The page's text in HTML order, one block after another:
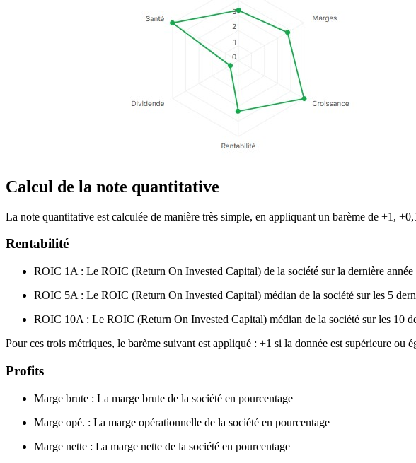
Calcul de la note quantitative
La note quantitative est calculée de manière très simple, en appliquant un barème de +1,
Rentabilité
ROIC 1A : Le ROIC (Return On Invested Capital) de la société sur la dernière année
ROIC 5A : Le ROIC (Return On Invested Capital) médian de la société sur les 5
ROIC 10A : Le ROIC (Return On Invested Capital) médian de la société sur les 10
Pour ces trois métriques, le barème suivant est appliqué : +1 si la donnée est supérieure
Profits
Marge brute : La marge brute de la société en pourcentage
Marge opé. : La marge opérationnelle de la société en pourcentage
Marge nette : La marge nette de la société en pourcentage